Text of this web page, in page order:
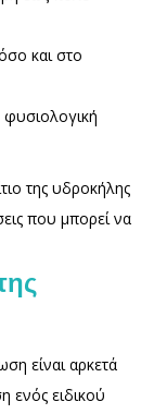
και στο
της υδροκήλης
που μπορεί να
είναι αρκετά
ενός ειδικού